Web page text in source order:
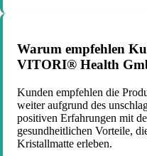
Warum empfehlen
VITORI® Health
Kunden empfehlen die
weiter aufgrund des
positiven Erfahrungen mit
gesundheitlichen Vorteile,
Kristallmatte erleben.